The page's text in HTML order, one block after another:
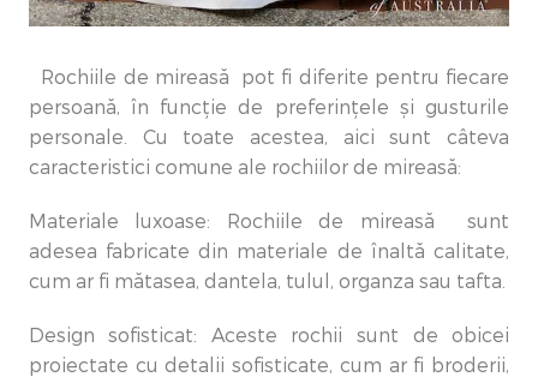
Rochiile de mireasă pot fi diferite pentru fiecare
persoană, în funcție de preferințele și gusturile
personale. Cu toate acestea, aici sunt câteva
caracteristici comune ale rochiilor de mireasă:
Materiale luxoase: Rochiile de mireasă sunt
adesea fabricate din materiale de înaltă calitate,
cum ar fi mătasea, dantela, tulul, organza sau tafta.
Design sofisticat: Aceste rochii sunt de obicei
proiectate cu detalii sofisticate, cum ar fi broderii,